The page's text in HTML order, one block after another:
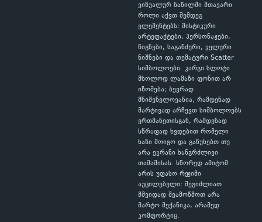
ვიზუალურ ნაწილში მთავარი
როლი აქვთ შემდეგ
ელემენტებს: მისტიკური
არტეფაქტები, პერსონაჟები,
წიგნები, საგანძური, ველური
ნიშნები და თემატური Scatter
სიმბოლოები. კარგი სლოტი
მხოლოდ ლამაზი ფონით არ
იზომება; ბევრად
მნიშვნელოვანია, რამდენად
მარტივად არჩევთ სიმბოლოებს
ერთმანეთისგან, რამდენად
სწრაფად ხვდებით რომელი
ხაზი მოიგო და გაწუხებთ თუ
არა ეკრანი ხანგრძლივი
თამაშისას. სწორედ ამიტომ
არის უფასო რეჟიმი
აუცილებელი: შეგიძლიათ
მშვიდად შეამოწმოთ არა
მარტო მექანიკა, არამედ
კომფორტიც.